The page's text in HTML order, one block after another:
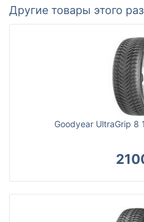
Другие товары этого
Goodyear UltraGrip 8